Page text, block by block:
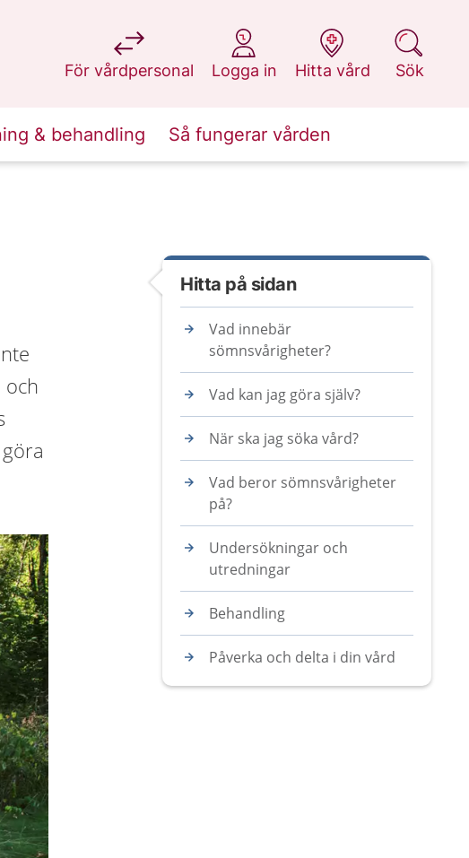
För vårdpersonal
på 1177.se
Logga in
på 1177.se
Hitta vård
på 1177.se
Sök
på 1177.se
& behandling Så fungerar vården
Hitta på sidan
Vad innebär
sömnsvårigheter?
Vad kan jag göra själv?
När ska jag söka vård?
Vad beror sömnsvårigheter
på?
Undersökningar och
utredningar
Behandling
Påverka och delta i din vård